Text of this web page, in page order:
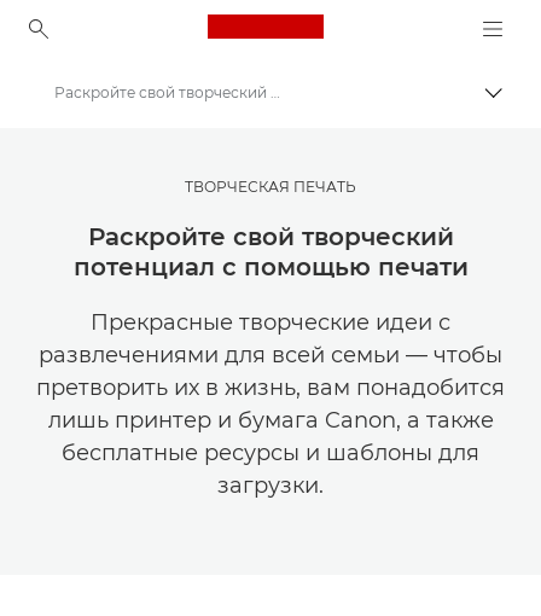
Canon Logo, back to
Мастерская творчества | Советы по фотографии и печати и руководства для покупателей
Советы и технические приемы по фотографии и печати
Раскройте свой творческий потенциал с помощью печати
ТВОРЧЕСКАЯ ПЕЧАТЬ
Раскройте свой творческий
потенциал с помощью печати
Прекрасные творческие идеи с
развлечениями для всей семьи — чтобы
претворить их в жизнь, вам понадобится
лишь принтер и бумага Canon, а также
бесплатные ресурсы и шаблоны для
загрузки.